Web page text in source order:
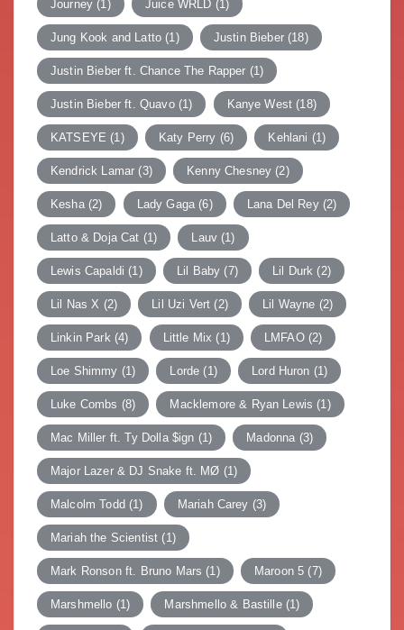
Journey (1) Juice WRLD (1)
Jung Kook and Latto (1) Justin Bieber(18)
Justin Bieber ft. Chance The Rapper (1)
Justin Bieber ft. Quavo(1) Kanye West (18)
KATSEYE (1) Katy Perry (6) Kehlani (1)
Kendrick Lamar (3) Kenny Chesney (2)
Kesha(2) Lady Gaga (6) Lana Del Rey(2)
Latto & Doja Cat (1) Lauv (1)
Lewis Capaldi (1) Lil Baby (7) Lil Durk (2)
Lil Nas X (2) Lil Uzi Vert (2) Lil Wayne (2)
Linkin Park (4) Little Mix (1) LMFAO(2)
Loe Shimmy (1) Lorde (1) Lord Huron (1)
Luke Combs (8) Macklemore & Ryan Lewis (1)
Mac Miller ft. Ty Dolla $ign (1) Madonna (3)
Major Lazer & DJ Snake ft. MØ (1)
Malcolm Todd (1) Mariah Carey (3)
Mariah the Scientist (1)
Mark Ronson ft. Bruno Mars (1) Maroon 5 (7)
Marshmello (1) Marshmello & Bastille(1)